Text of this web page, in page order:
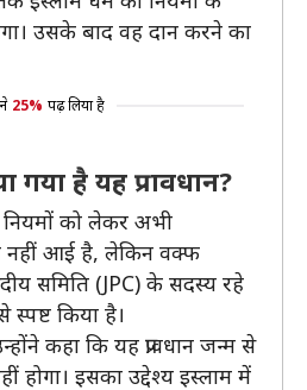
उसके बाद वह दान करने का
25% पढ़ लिया है
गया है यह प्रावधान?
नियमों को लेकर अभी
नहीं आई है, लेकिन वक्फ
समिति (JPC) के सदस्य रहे
किया है।
कहा कि यह प्रावधान जन्म से
होगा। इसका उद्देश्य इस्लाम में